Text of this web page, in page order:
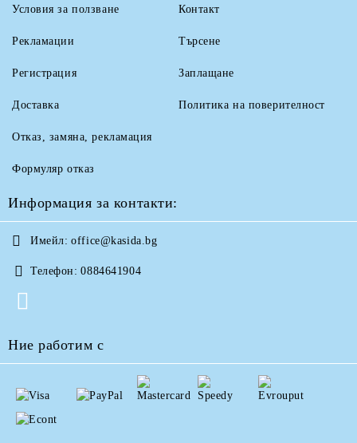
Условия за ползване
Рекламации
Контакт
Търсене
Регистрация
Доставка
Отказ, замяна, рекламация
Формуляр отказ
Заплащане
Политика на поверителност
Информация за контакти:
Имейл: office@kasida.bg
Телефон: 0884641904
Ние работим с